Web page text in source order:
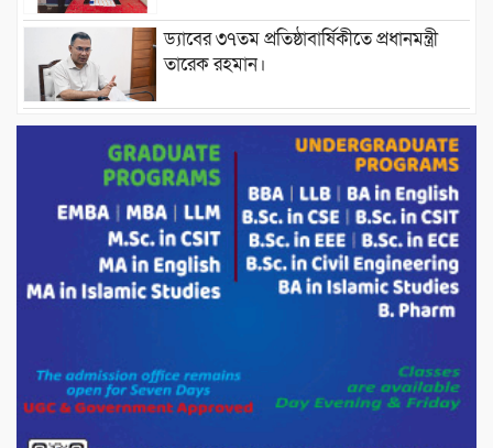
ড্যাবের ৩৭তম প্রতিষ্ঠাবার্ষিকীতে প্রধানমন্ত্রী
তারেক রহমান।
চন্দনাইশের হাশিমপুর ৪ নং ওয়ার্ডে ৫’শতাধিক
হতদরিদ্র পরিবারের মাঝে খাদ্যসামগ্রী বিতরণ
করেন মনজুর মোরশেদ
পরিবেশ রক্ষায় পাটগ্রামে ইহসান ইয়ুথ
সার্কেলের বৃক্ষরোপণ
মিরপুর-১১ নম্বরে দুর্বৃত্তদের গুলিতে বিএনপি
পাটগ্রামে চিকিৎসা সেবায় বীর মুক্তিযোদ্ধা দবির
উদ্দিন ফাউন্ডেশন